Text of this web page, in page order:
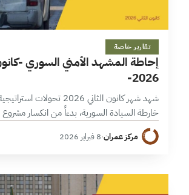
7 دقائق
تقارير خاصة
إحاطة المشهد الأمني السوري -
2026-
شهد شهر كانون الثاني 2026
خارطة السيادة السورية، بدءاً من انكسار
وعبر تفاهم سياسي يعيد دمج مناطق شرق وغرب
مؤسسات الدولة،…
مركز عمران·8 فبراير 2026